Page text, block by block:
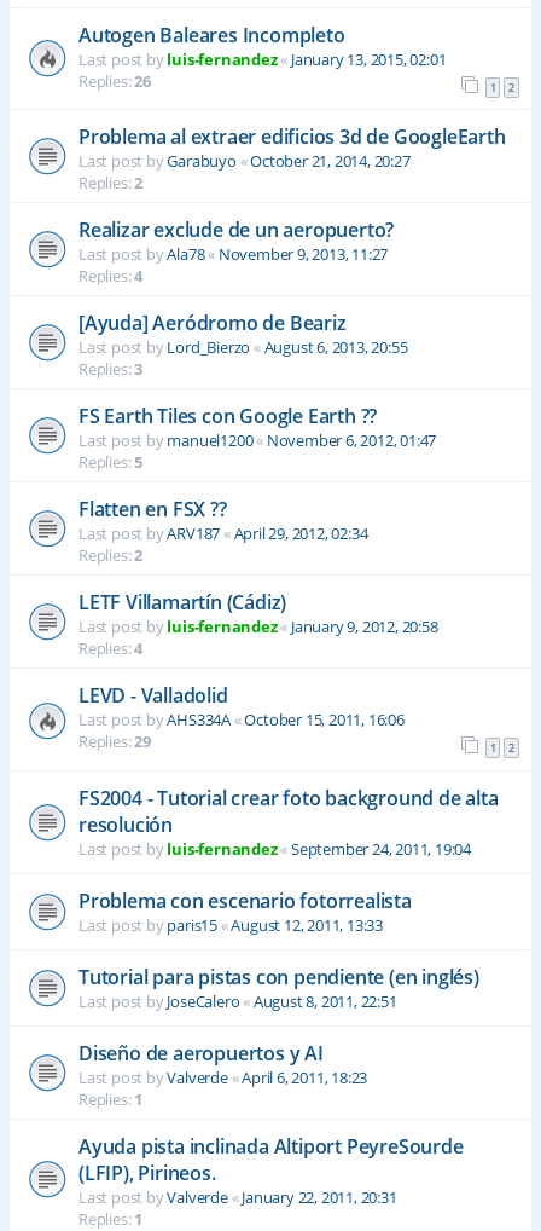
Autogen Baleares Incompleto
Last post byluis-fernandez« January 13, 2015, 02:01
Replies:26 1 2
Problema al extraer edificios 3d de GoogleEarth
Last post byGarabuyo «October 21, 2014, 20:27
Replies:2
Realizar exclude de un aeropuerto?
Last post byAla78« November 9, 2013, 11:27
Replies:4
[Ayuda] Aeródromo de Beariz
Last post byLord_Bierzo «August 6, 2013, 20:55
Replies:3
FS Earth Tiles con Google Earth ??
Last post bymanuel1200« November 6, 2012, 01:47
Replies:5
Flatten en FSX ??
Last post byARV187«April 29, 2012, 02:34
Replies:2
LETF Villamartín (Cádiz)
Last post byluis-fernandez« January 9, 2012, 20:58
Replies:4
LEVD - Valladolid
Last post byAHS334A«October 15, 2011, 16:06
Replies:29 1 2
FS2004 - Tutorial crear foto background de alta
resolución
Last post byluis-fernandez«September 24, 2011, 19:04
Problema con escenario fotorrealista
Last post byparis15«August 12, 2011, 13:33
Tutorial para pistas con pendiente (en inglés)
Last post byJoseCalero«August 8, 2011, 22:51
Diseño de aeropuertos y AI
Last post byValverde«April 6, 2011, 18:23
Replies:1
Ayuda pista inclinada Altiport PeyreSourde
(LFIP), Pirineos.
Last post byValverde«January 22, 2011, 20:31
Replies:1